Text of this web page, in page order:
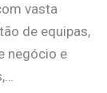
vasta
de equipas,
negócio e